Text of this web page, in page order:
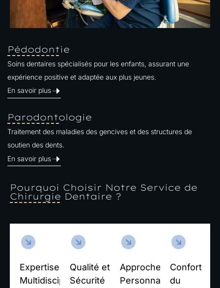
Pédodontie
Soins dentaires spécialisés pour les enfants, assurant une
expérience positive et adaptée aux plus jeunes.
En savoir plus
Parodontologie
Traitement des maladies des gencives et des structures de
soutien des dents.
En savoir plus
Pourquoi Choisir Notre Service de
Chirurgie Dentaire ?
Expertise
Multidisciplinaire
Qualité et
Sécurité
Approche
Personnalisée
Confort
du